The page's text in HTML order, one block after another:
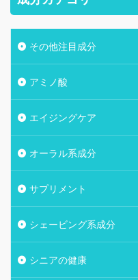
その他注目成分
アミノ酸
エイジングケア
オーラル系成分
サプリメント
シェービング系成分
シニアの健康